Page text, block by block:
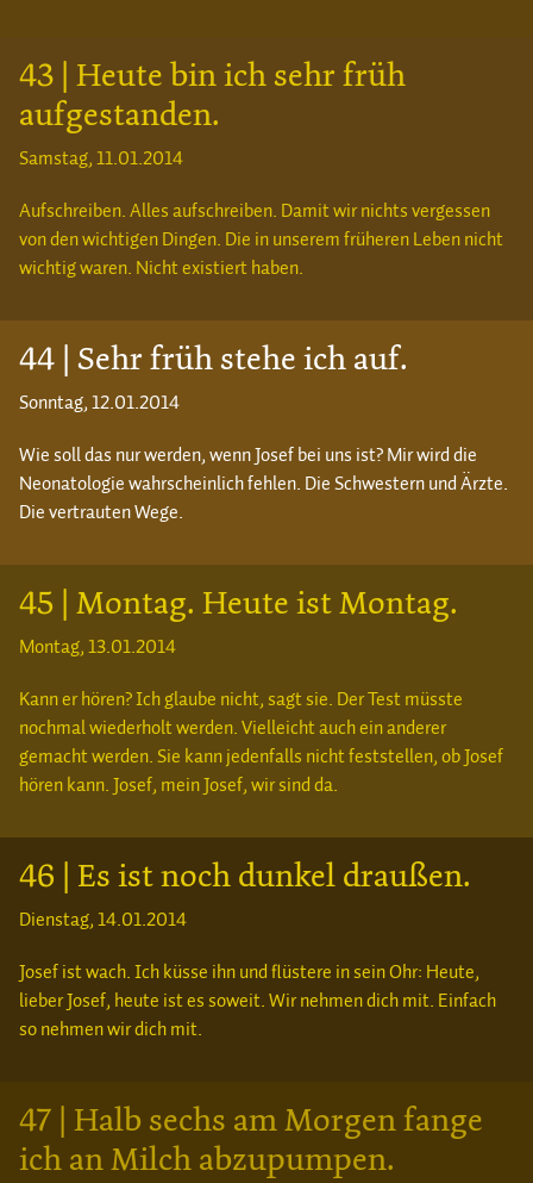
43 | Heute bin ich sehr früh
aufgestanden.
Samstag, 11.01.2014
Aufschreiben. Alles aufschreiben. Damit wir nichts vergessen
von den wichtigen Dingen. Die in unserem früheren Leben nicht
wichtig waren. Nicht existiert haben.
44 | Sehr früh stehe ich auf.
Sonntag, 12.01.2014
Wie soll das nur werden, wenn Josef bei uns ist? Mir wird die
Neonatologie wahrscheinlich fehlen. Die Schwestern und Ärzte.
Die vertrauten Wege.
45 | Montag. Heute ist Montag.
Montag, 13.01.2014
Kann er hören? Ich glaube nicht, sagt sie. Der Test müsste
nochmal wiederholt werden. Vielleicht auch ein anderer
gemacht werden. Sie kann jedenfalls nicht feststellen, ob Josef
hören kann. Josef, mein Josef, wir sind da.
46 | Es ist noch dunkel draußen.
Dienstag, 14.01.2014
Josef ist wach. Ich küsse ihn und flüstere in sein Ohr: Heute,
lieber Josef, heute ist es soweit. Wir nehmen dich mit. Einfach
so nehmen wir dich mit.
47 | Halb sechs am Morgen fange
ich an Milch abzupumpen.